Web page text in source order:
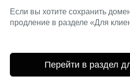
Если вы хотите сохранить
продление в разделе «Для
Перейти в раздел